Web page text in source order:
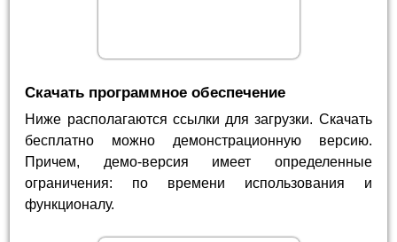
Скачать программное обеспечение
Ниже располагаются ссылки для загрузки. Скачать
бесплатно можно демонстрационную версию.
Причем, демо-версия имеет определенные
ограничения: по времени использования и
функционалу.